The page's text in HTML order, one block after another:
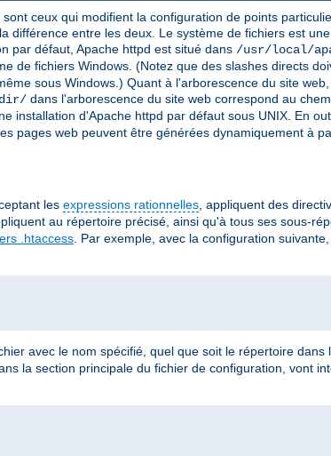
ceux qui modifient la configuration de points
différence entre les deux. Le système de fichiers est
par défaut, Apache httpd est situé dans /usr/local/
de fichiers Windows. (Notez que des slashes directs
sous Windows.) Quant à l'arborescence du site
dans l'arborescence du site web correspond au
installation d'Apache httpd par défaut sous UNIX. En
pages web peuvent être générées dynamiquement à
les expressions rationnelles, appliquent des
au répertoire précisé, ainsi qu'à tous ses sous-
.htaccess. Par exemple, avec la configuration
avec le nom spécifié, quel que soit le répertoire dans
la section principale du fichier de configuration, vont